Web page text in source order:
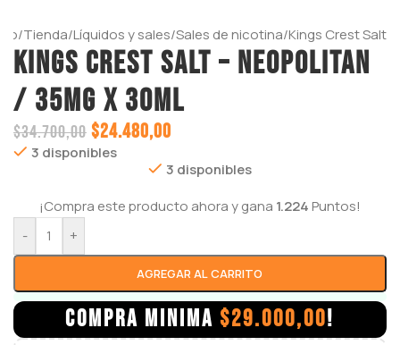
/Tienda/Líquidos y sales/Sales de nicotina/Kings Crest Salt
KINGS CREST SALT – NEOPOLITAN
/ 35mg x 30ml
$34.700,00 $24.480,00
3 disponibles
3 disponibles
¡Compra este producto ahora y gana 1.224Puntos!
-
+
AGREGAR AL CARRITO
COMPRA MINIMA $29.000,00!